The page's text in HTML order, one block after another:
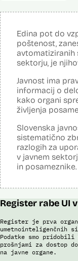
Edina pot do
poštenost,
avtomatiziranih
sektorju, je
Javnost ima
informacij o
kako organi
življenja
Slovenska
sistematično
razlogih za
v javnem
in
Register rabe UI
Register je prva
umetnointeligenčnih
Podatke smo pridobili
prošnjami za dostop
na javne organe.